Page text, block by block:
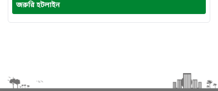
জরুরি হটলাইন